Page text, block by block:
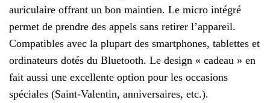
auriculaire offrant un bon maintien. Le micro intégré
permet de prendre des appels sans retirer l’appareil.
Compatibles avec la plupart des smartphones, tablettes et
ordinateurs dotés du Bluetooth. Le design « cadeau » en
fait aussi une excellente option pour les occasions
spéciales (Saint-Valentin, anniversaires, etc.).